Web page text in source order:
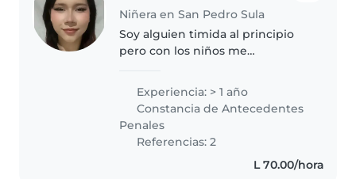
Niñera en San Pedro Sula
Soy alguien timida al principio
pero con los niños me
hermanos menores asi que me
encargue de cuidarlos toda mi
vida, me gusta mucho dibujar y
la música..
Experiencia: > 1 año
Constancia de Antecedentes
Penales
Referencias: 2
L 70.00/hora